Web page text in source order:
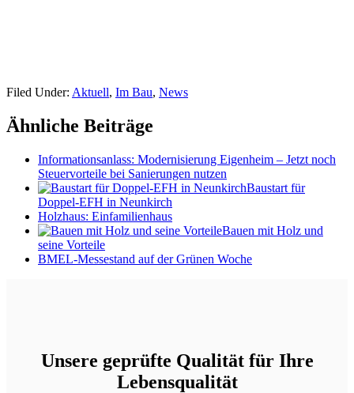
Filed Under: Aktuell, Im Bau, News
Ähnliche Beiträge
Informationsanlass: Modernisierung Eigenheim – Jetzt noch
Steuervorteile bei Sanierungen nutzen
Baustart für
Doppel-EFH in Neunkirch
Holzhaus: Einfamilienhaus
Bauen mit Holz und
seine Vorteile
BMEL-Messestand auf der Grünen Woche
Unsere geprüfte Qualität für Ihre
Lebensqualität